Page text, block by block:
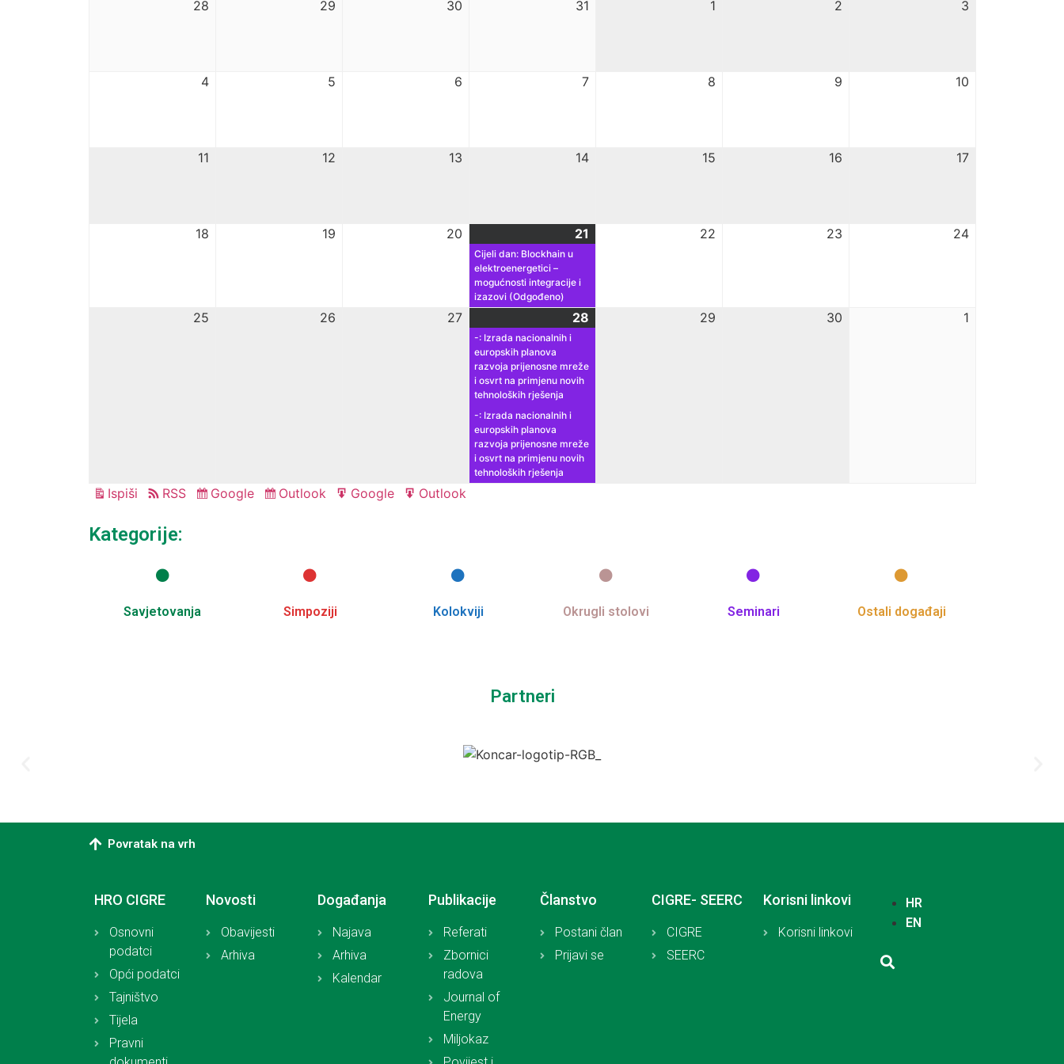
28
29 30 31 1 2 3
4 5 6 7 8 9 10
11 12 13 14 15 16 17
18 19 20 21
Cijeli dan: Blockhain u
elektroenergetici –
mogućnosti integracije i
izazovi (Odgođeno)
22 23 24
25 26 27 28
-: Izrada nacionalnih i
europskih planova
razvoja prijenosne mreže
i osvrt na primjenu novih
tehnoloških rješenja
-: Izrada nacionalnih i
europskih planova
razvoja prijenosne mreže
i osvrt na primjenu novih
tehnoloških rješenja
29 30 1
Ispiši Pregled
RSS
Subscribe
Google
Subscribe
Outlook
Export
Google
Export
Outlook
Kategorije:
Savjetovanja Simpoziji Kolokviji Okrugli stolovi Seminari Ostali događaji
Partneri
Povratak na vrh
HRO CIGRE
Osnovni
podatci
Opći podatci
Tajništvo
Tijela
Pravni
Novosti
Obavijesti
Arhiva
Događanja
Najava
Arhiva
Kalendar
Publikacije
Referati
Zbornici
radova
Journal of
Energy
Miljokaz
Članstvo
Postani član
Prijavi se
CIGRE- SEERC
CIGRE
SEERC
Korisni linkovi
Korisni linkovi
HR
EN